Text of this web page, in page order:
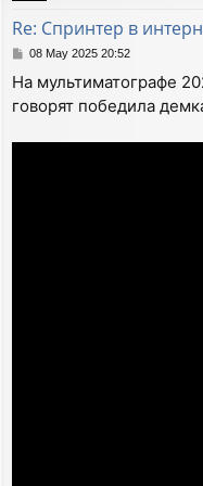
Re: Спринтер в
P
s
t
08 May 2025 20:52
На мультиматографе
говорят победила